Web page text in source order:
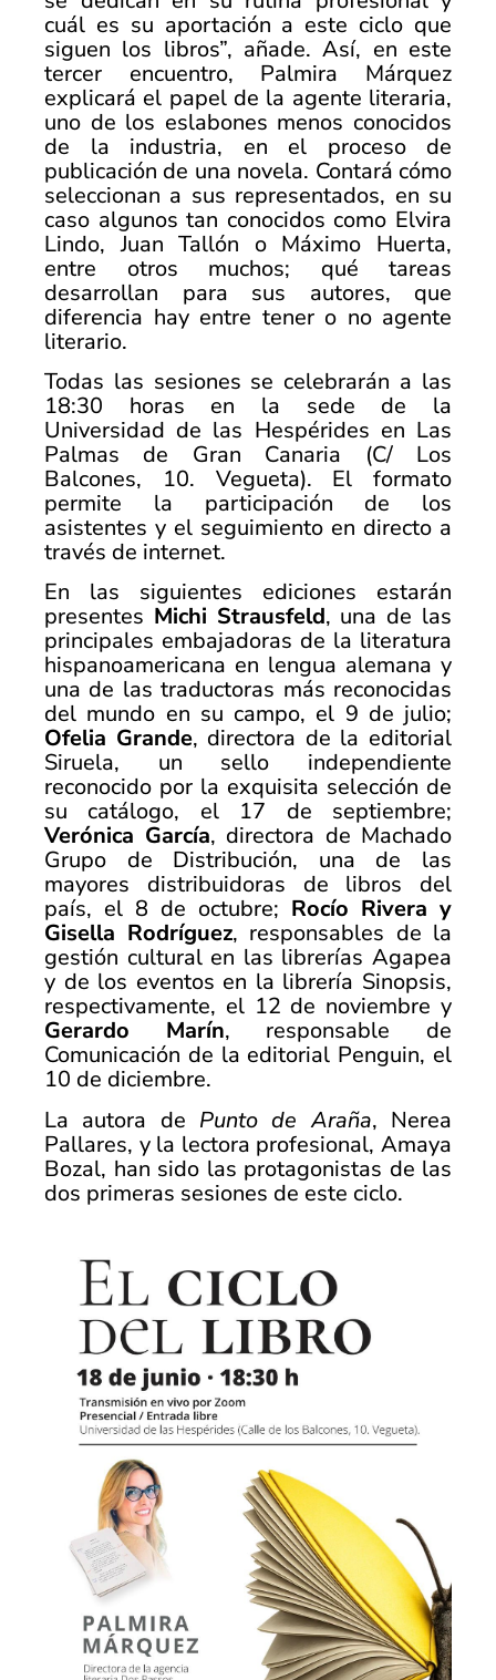
cuál es su aportación a este ciclo que
siguen los libros”, añade. Así, en este
tercer encuentro, Palmira Márquez
explicará el papel de la agente literaria,
uno de los eslabones menos conocidos
de la industria, en el proceso de
publicación de una novela. Contará cómo
seleccionan a sus representados, en su
caso algunos tan conocidos como Elvira
Lindo, Juan Tallón o Máximo Huerta,
entre otros muchos; qué tareas
desarrollan para sus autores, que
diferencia hay entre tener o no agente
literario.
Todas las sesiones se celebrarán a las
18:30 horas en la sede de la
Universidad de las Hespérides en Las
Palmas de Gran Canaria (C/ Los
Balcones, 10. Vegueta). El formato
permite la participación de los
asistentes y el seguimiento en directo a
través de internet.
En las siguientes ediciones estarán
presentes Michi Strausfeld, una de las
principales embajadoras de la literatura
hispanoamericana en lengua alemana y
una de las traductoras más reconocidas
del mundo en su campo, el 9 de julio;
Ofelia Grande, directora de la editorial
Siruela, un sello independiente
reconocido por la exquisita selección de
su catálogo, el 17 de septiembre;
Verónica García, directora de Machado
Grupo de Distribución, una de las
mayores distribuidoras de libros del
país, el 8 de octubre; Rocío Rivera y
Gisella Rodríguez, responsables de la
gestión cultural en las librerías Agapea
y de los eventos en la librería Sinopsis,
respectivamente, el 12 de noviembre y
Gerardo Marín, responsable de
Comunicación de la editorial Penguin, el
10 de diciembre.
La autora de Punto de Araña, Nerea
Pallares, y la lectora profesional, Amaya
Bozal, han sido las protagonistas de las
dos primeras sesiones de este ciclo.